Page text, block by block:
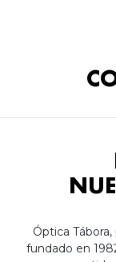
Óptica
fundado en